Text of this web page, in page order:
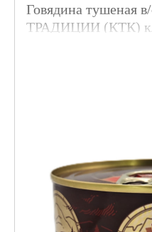
Говядина